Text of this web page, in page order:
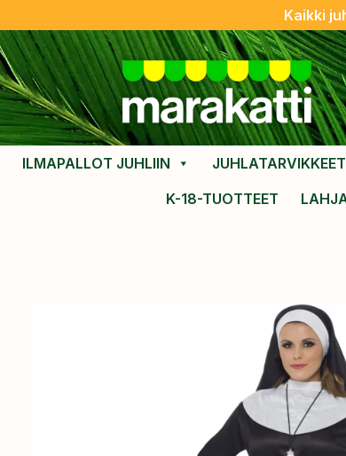
Kaikki
ILMAPALLOT JUHLIIN JUHLATARVIKKEET
K-18-TUOTTEET